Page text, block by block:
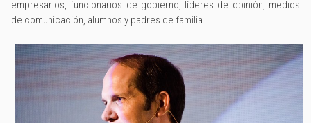
empresarios, funcionarios de gobierno, líderes de opinión, medios
de comunicación, alumnos y padres de familia.